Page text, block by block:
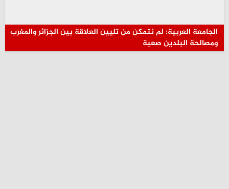
الجامعة العربية: لم نتمكن من تليين العلاقة بين الجزائر والمغرب
ومصالحة البلدين صعبة